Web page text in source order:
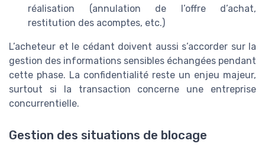
réalisation (annulation de l’offre d’achat,
restitution des acomptes, etc.)
L’acheteur et le cédant doivent aussi s’accorder sur la
gestion des informations sensibles échangées pendant
cette phase. La confidentialité reste un enjeu majeur,
surtout si la transaction concerne une entreprise
concurrentielle.
Gestion des situations de blocage